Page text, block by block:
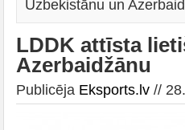
Uzbekistānu un
LDDK attīsta
Azerbaidžānu
Publicēja Eksports.lv //